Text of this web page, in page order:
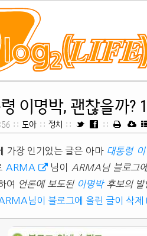
이명박, 괜찮을까?
:: 도아 :: 정치 :: ::
가장 인기있는 글은 아마 대통령
ARMA 님이
ARMA님 블로그
여
언론에 보도된 이명박후보의 발
님이 블로그에 올린 글이 삭제